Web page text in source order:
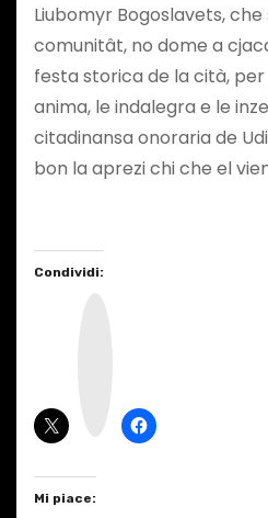
Liubomyr Bogoslavets,
comunitât, no dome a
festa storica de la cità,
anima, le indalegra e le
citadinansa onoraria de
bon la aprezi chi che el
Condividi:
Mi piace: